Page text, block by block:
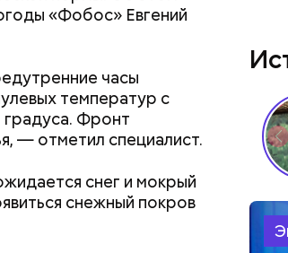
«Фобос» Евгений
часы
температур с
градуса. Фронт
— отметил специалист.
снег и мокрый
снежный покров
от него не будет. Чем
лучше. Потому что это
микроэлементов, —